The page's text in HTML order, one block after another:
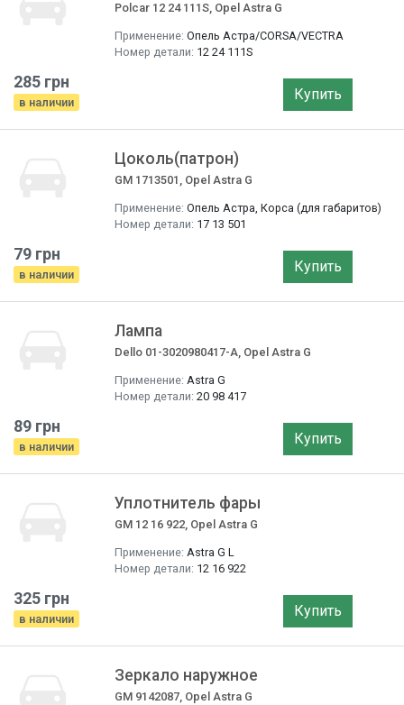
Polcar 12 24 111S, Opel Astra G
Применение: Опель Астра/CORSA/VECTRA
Номер детали: 12 24 111S
285 грн
в наличии Купить
Цоколь(патрон)
GM 1713501, Opel Astra G
Применение: Опель Астра, Корса (для габаритов)
Номер детали: 17 13 501
79 грн
в наличии Купить
Лампа
Dello 01-3020980417-A, Opel Astra G
Применение: Astra G
Номер детали: 20 98 417
89 грн
в наличии Купить
Уплотнитель фары
GM 12 16 922, Opel Astra G
Применение: Astra G L
Номер детали: 12 16 922
325 грн
в наличии Купить
Зеркало наружное
GM 9142087, Opel Astra G